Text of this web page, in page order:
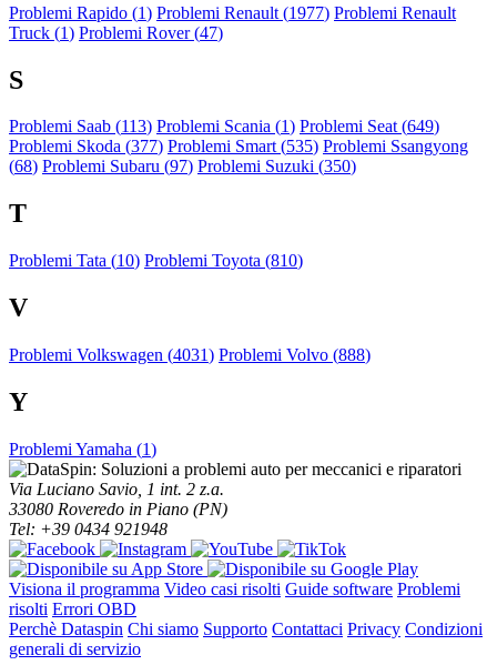
Problemi Rapido (1) Problemi Renault (1977) Problemi Renault
Truck (1) Problemi Rover (47)
S
Problemi Saab (113) Problemi Scania (1) Problemi Seat (649)
Problemi Skoda (377) Problemi Smart (535) Problemi Ssangyong
(68) Problemi Subaru (97) Problemi Suzuki (350)
T
Problemi Tata (10) Problemi Toyota (810)
V
Problemi Volkswagen (4031) Problemi Volvo (888)
Y
Problemi Yamaha (1)
Via Luciano Savio, 1 int. 2 z.a.
33080 Roveredo in Piano (PN)
Tel: +39 0434 921948
Visiona il programma Video casi risolti Guide software Problemi
risolti Errori OBD
Perchè Dataspin Chi siamo Supporto Contattaci Privacy Condizioni
generali di servizio